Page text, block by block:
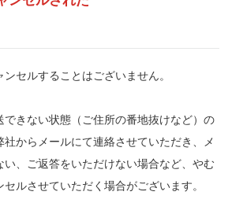
セルすることはございません。
できない状態（ご住所の番地抜けなど）の
社からメールにて連絡させていただき、メ
い、ご返答をいただけない場合など、やむ
セルさせていただく場合がございます。